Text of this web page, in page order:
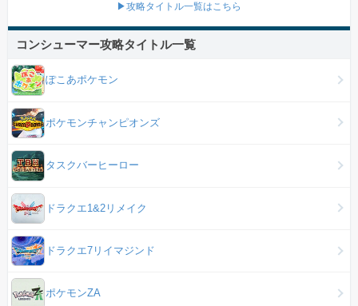
▶攻略タイトル一覧はこちら
コンシューマー攻略タイトル一覧
ぽこあポケモン
ポケモンチャンピオンズ
タスクバーヒーロー
ドラクエ1&2リメイク
ドラクエ7リイマジンド
ポケモンZA